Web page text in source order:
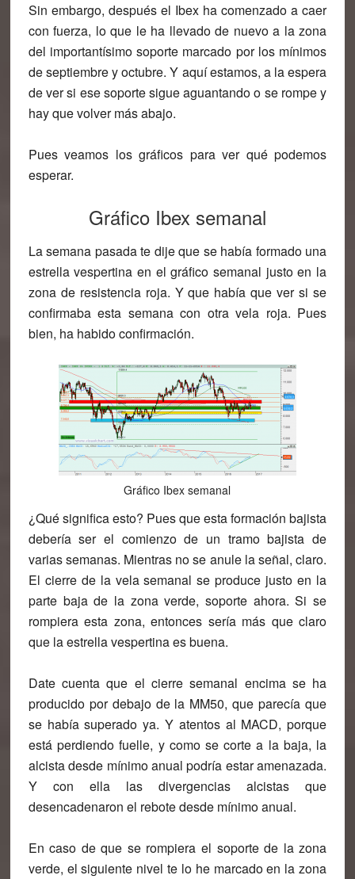
Sin embargo, después el Ibex ha comenzado a caer
con fuerza, lo que le ha llevado de nuevo a la zona
del importantísimo soporte marcado por los mínimos
de septiembre y octubre. Y aquí estamos, a la espera
de ver si ese soporte sigue aguantando o se rompe y
hay que volver más abajo.
Pues veamos los gráficos para ver qué podemos
esperar.
Gráfico Ibex semanal
La semana pasada te dije que se había formado una
estrella vespertina en el gráfico semanal justo en la
zona de resistencia roja. Y que había que ver si se
confirmaba esta semana con otra vela roja. Pues
bien, ha habido confirmación.
Gráfico Ibex semanal
¿Qué significa esto? Pues que esta formación bajista
debería ser el comienzo de un tramo bajista de
varias semanas. Mientras no se anule la señal, claro.
El cierre de la vela semanal se produce justo en la
parte baja de la zona verde, soporte ahora. Si se
rompiera esta zona, entonces sería más que claro
que la estrella vespertina es buena.
Date cuenta que el cierre semanal encima se ha
producido por debajo de la MM50, que parecía que
se había superado ya. Y atentos al MACD, porque
está perdiendo fuelle, y como se corte a la baja, la
alcista desde mínimo anual podría estar amenazada.
Y con ella las divergencias alcistas que
desencadenaron el rebote desde mínimo anual.
En caso de que se rompiera el soporte de la zona
verde, el siguiente nivel te lo he marcado en la zona